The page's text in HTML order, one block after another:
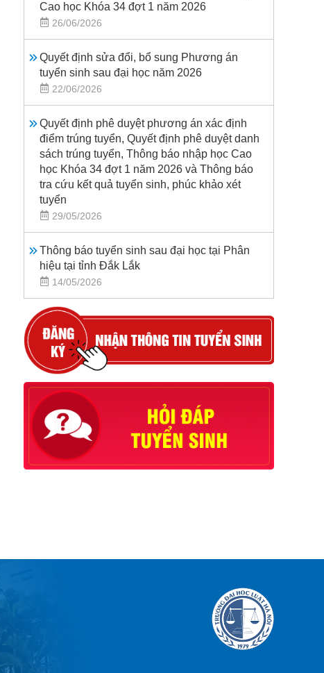
Cao học Khóa 34 đợt 1 năm 2026
26/06/2026
Quyết định sửa đổi, bổ sung Phương án
tuyển sinh sau đại học năm 2026
22/06/2026
Quyết định phê duyệt phương án xác định
điểm trúng tuyển, Quyết định phê duyệt danh
sách trúng tuyển, Thông báo nhập học Cao
học Khóa 34 đợt 1 năm 2026 và Thông báo
tra cứu kết quả tuyển sinh, phúc khảo xét
tuyển
29/05/2026
Thông báo tuyển sinh sau đại học tại Phân
hiệu tại tỉnh Đắk Lắk
14/05/2026